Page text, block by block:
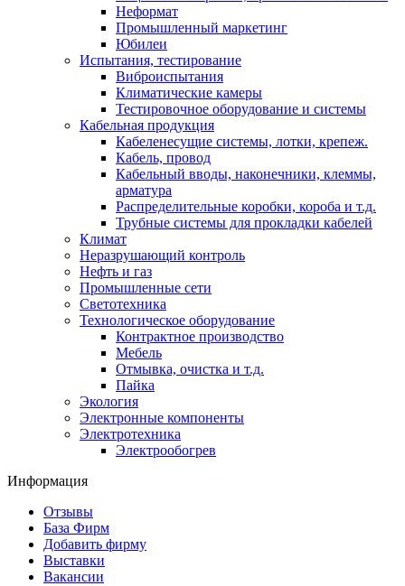
Неформат
Промышленный маркетинг
Юбилеи
Испытания, тестирование
Виброиспытания
Климатические камеры
Тестировочное оборудование и системы
Кабельная продукция
Кабеленесущие системы, лотки, крепеж.
Кабель, провод
Кабельный вводы, наконечники, клеммы,
арматура
Распределительные коробки, короба и т.д.
Трубные системы для прокладки кабелей
Климат
Неразрушающий контроль
Нефть и газ
Промышленные сети
Светотехника
Технологическое оборудование
Контрактное производство
Мебель
Отмывка, очистка и т.д.
Пайка
Экология
Электронные компоненты
Электротехника
Электрообогрев
Информация
Отзывы
База Фирм
Добавить фирму
Выставки
Вакансии